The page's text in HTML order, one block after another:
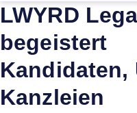
LWYRD
begeistert
Kandidaten,
Kanzleien